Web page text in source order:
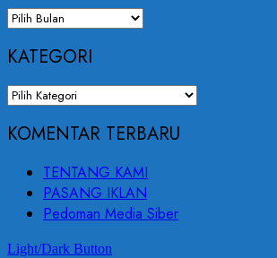
KATEGORI
KOMENTAR TERBARU
TENTANG KAMI
PASANG IKLAN
Pedoman Media Siber
Light/Dark Button